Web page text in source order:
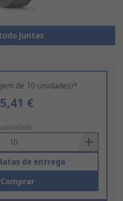
Juntas
de 10 unidades)*
€
de entrega
Comprar